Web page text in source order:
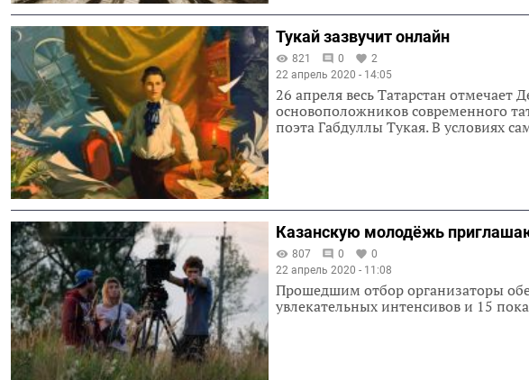
Тукай зазвучит онлайн
821 0
2
22 апрель 2020 - 14:05
26 апреля весь Татарстан
основоположников современного
поэта Габдуллы Тукая. В условиях
Казанскую молодёжь
807 0
0
22 апрель 2020 - 11:08
Прошедшим отбор организаторы
увлекательных интенсивов и 15